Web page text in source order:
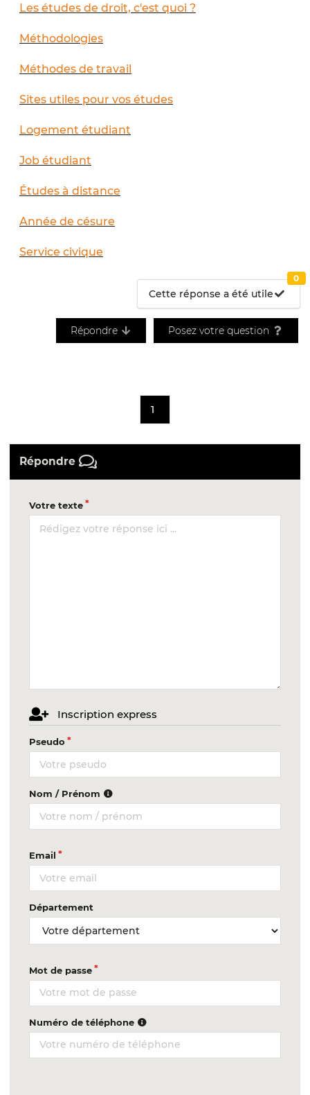
Les études de droit, c'est quoi ?
Méthodologies
Méthodes de travail
Sites utiles pour vos études
Logement étudiant
Job étudiant
Études à distance
Année de césure
Service civique
Cette réponse a été utile
0
Répondre Posez votre question
1
Répondre
Votre texte
Inscription express
Pseudo
Nom / Prénom
Email
Département
Mot de passe
Numéro de téléphone